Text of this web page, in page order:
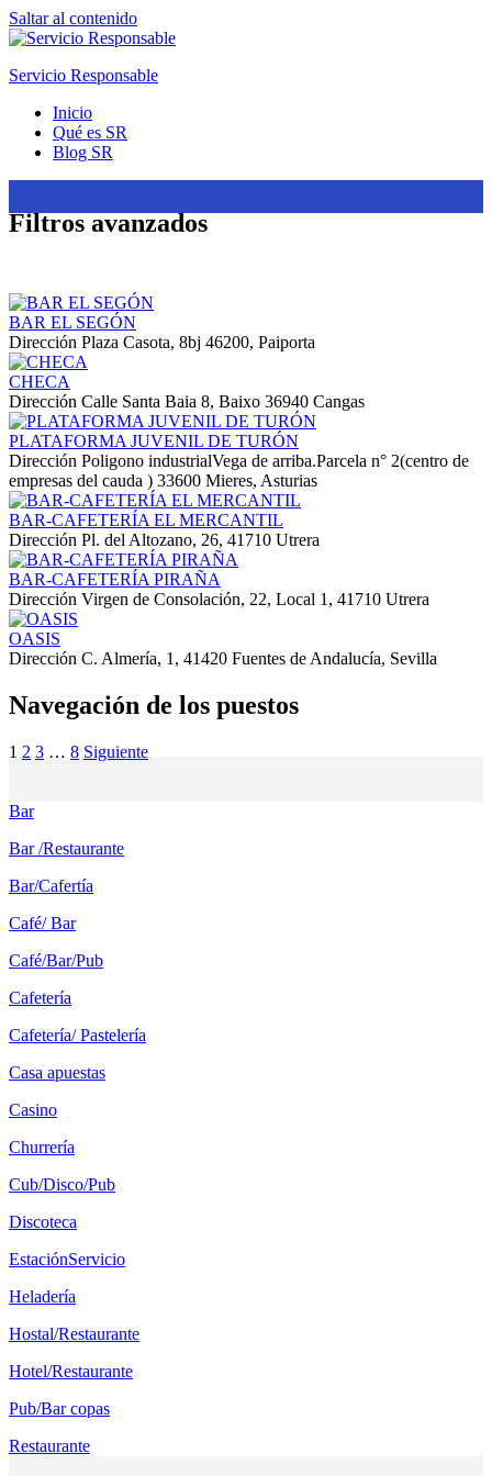
Saltar al contenido
Servicio Responsable
Inicio
Qué es SR
Blog SR
Filtros avanzados
BAR EL SEGÓN
Dirección Plaza Casota, 8bj 46200, Paiporta
CHECA
Dirección Calle Santa Baia 8, Baixo 36940 Cangas
PLATAFORMA JUVENIL DE TURÓN
Dirección Poligono industrialVega de arriba.Parcela n° 2(centro de
empresas del cauda ) 33600 Mieres, Asturias
BAR-CAFETERÍA EL MERCANTIL
Dirección Pl. del Altozano, 26, 41710 Utrera
BAR-CAFETERÍA PIRAÑA
Dirección Virgen de Consolación, 22, Local 1, 41710 Utrera
OASIS
Dirección C. Almería, 1, 41420 Fuentes de Andalucía, Sevilla
Navegación de los puestos
1 2 3 … 8 Siguiente
Bar
Bar /Restaurante
Bar/Cafertía
Café/ Bar
Café/Bar/Pub
Cafetería
Cafetería/ Pastelería
Casa apuestas
Casino
Churrería
Cub/Disco/Pub
Discoteca
EstaciónServicio
Heladería
Hostal/Restaurante
Hotel/Restaurante
Pub/Bar copas
Restaurante